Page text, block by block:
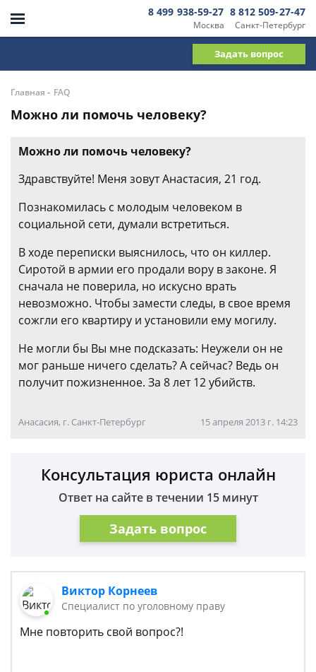
Москва
8 499 938-59-27
Санкт-Петербург
8 812 509-27-47
Задать вопрос
Главная - FAQ
Можно ли помочь человеку?
Можно ли помочь человеку?
Здравствуйте! Меня зовут Анастасия, 21 год.
Познакомилась с молодым человеком в
социальной сети, думали встретиться.
В ходе переписки выяснилось, что он киллер.
Сиротой в армии его продали вору в законе. Я
сначала не поверила, но искусно врать
невозможно. Чтобы замести следы, в свое время
сожгли его квартиру и установили ему могилу.
Не могли бы Вы мне подсказать: Неужели он не
мог раньше ничего сделать? А сейчас? Ведь он
получит пожизненное. За 8 лет 12 убийств.
Анасасия, г. Санкт-Петербург 15 апреля 2013 г. 14:23
Консультация юриста онлайн
Ответ на сайте в течении 15 минут
Задать вопрос
Виктор Корнеев
Cпециалист по уголовному праву
Мне повторить свой вопрос?!